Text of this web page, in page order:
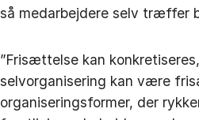
så medarbejdere selv træffer
”Frisættelse kan
selvorganisering kan være
organiseringsformer, der